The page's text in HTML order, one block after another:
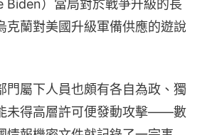
Biden）當局對於戰爭升級的長
克蘭對美國升級軍備供應的遊說
門屬下人員也頗有各自為政、獨
未得高層許可便發動攻擊——數